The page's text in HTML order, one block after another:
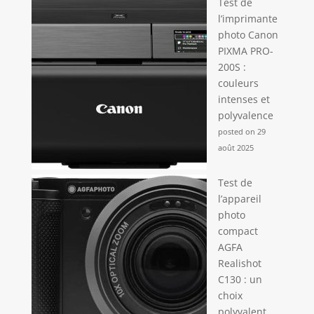
inclus, s'étendant
jusqu'à 22 cm pour
une hauteur de
prise de vue
élevée. Avec sa
construction
résistante à la
rouille, le trépied
entièrement en
métal garantit une
performance fiable
sous un usage
quotidien
l’imprimante
photo Canon
PIXMA PRO-
200S :
couleurs
intenses et
polyvalence
posted on 29
août 2025
Test de
l’appareil
photo
compact
AGFA
Realishot
C130 : un
choix